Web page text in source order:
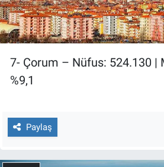
7- Çorum – Nüfus: 524.130 |
%9,1
Paylaş